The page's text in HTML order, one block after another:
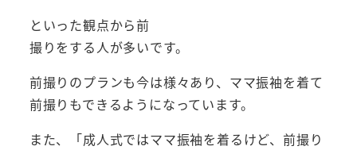
といった観点から前
撮りをする人が多いです。
前撮りのプランも今は様々あり、ママ振袖を着て
前撮りもできるようになっています。
また、「成人式ではママ振袖を着るけど、前撮り